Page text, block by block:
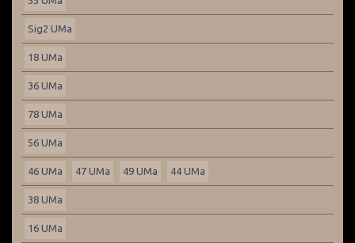
Sig2 UMa
18 UMa
36 UMa
78 UMa
56 UMa
46 UMa 47 UMa 49 UMa 44 UMa
38 UMa
16 UMa